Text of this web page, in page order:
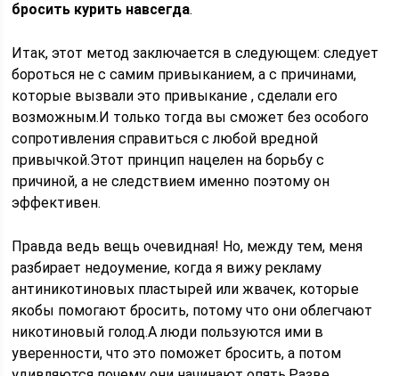
бросить курить навсегда.
Итак, этот метод заключается в следующем: следует
бороться не с самим привыканием, а с причинами,
которые вызвали это привыкание , сделали его
возможным.И только тогда вы сможет без особого
сопротивления справиться с любой вредной
привычкой.Этот принцип нацелен на борьбу с
причиной, а не следствием именно поэтому он
эффективен.
Правда ведь вещь очевидная! Но, между тем, меня
разбирает недоумение, когда я вижу рекламу
антиникотиновых пластырей или жвачек, которые
якобы помогают бросить, потому что они облегчают
никотиновый голод.А люди пользуются ими в
уверенности, что это поможет бросить, а потом